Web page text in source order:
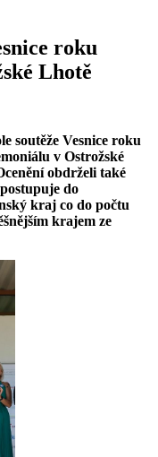
roku
Lhotě
soutěže Vesnice roku
v Ostrožské
obdrželi také
do
kraj co do počtu
krajem ze